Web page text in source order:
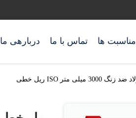
دربارهی ما تماس با ما مناسبت ها